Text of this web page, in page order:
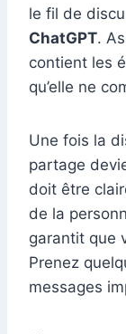
le fil de
ChatGPT.
contient les
qu’elle ne
Une fois la
partage
doit être
de la
garantit que
Prenez
messages